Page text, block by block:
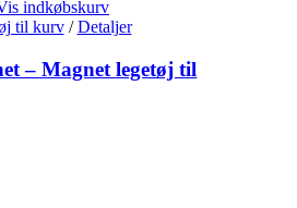
indkøbskurv
til kurv / Detaljer
– Magnet legetøj til